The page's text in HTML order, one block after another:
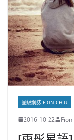
星級網誌-FION CHIU
2016-10-22 Fion